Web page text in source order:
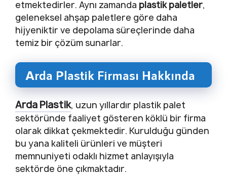
etmektedirler. Aynı zamanda plastik paletler,
geleneksel ahşap paletlere göre daha
hijyeniktir ve depolama süreçlerinde daha
temiz bir çözüm sunarlar.
Arda Plastik Firması Hakkında
Arda Plastik, uzun yıllardır plastik palet
sektöründe faaliyet gösteren köklü bir firma
olarak dikkat çekmektedir. Kurulduğu günden
bu yana kaliteli ürünleri ve müşteri
memnuniyeti odaklı hizmet anlayışıyla
sektörde öne çıkmaktadır.